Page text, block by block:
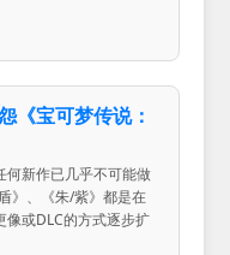
《宝可梦传说：
何新作已几乎不可能做
》、《朱/紫》都是在
像或DLC的方式逐步扩